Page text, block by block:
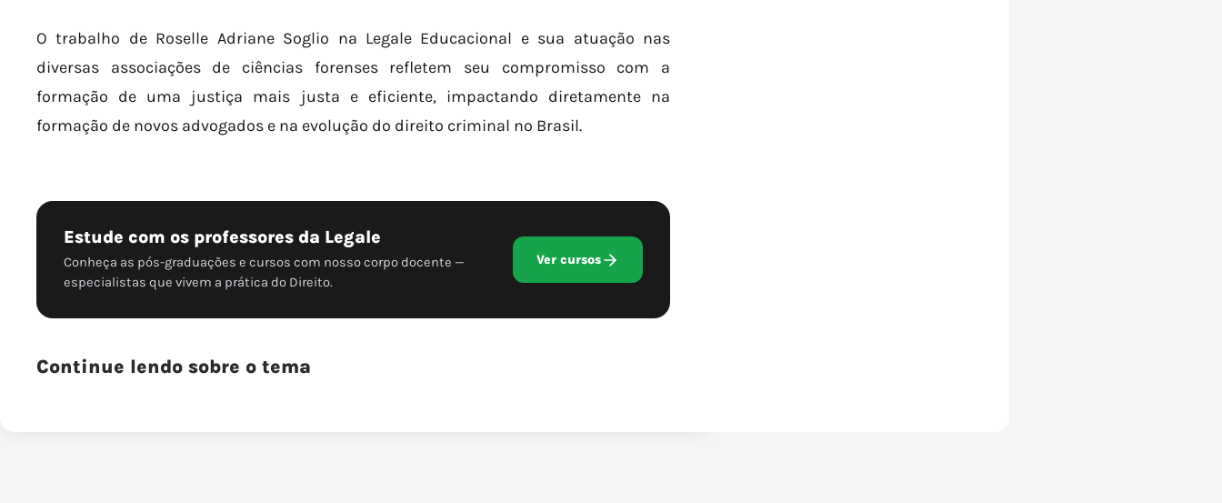
O trabalho de Roselle Adriane Soglio na Legale Educacional e sua atuação nas
diversas associações de ciências forenses refletem seu compromisso com a
formação de uma justiça mais justa e eficiente, impactando diretamente na
formação de novos advogados e na evolução do direito criminal no Brasil.
Estude com os professores da Legale
Conheça as pós-graduações e cursos com nosso corpo docente —
especialistas que vivem a prática do Direito.
Ver cursos
Continue lendo sobre o tema